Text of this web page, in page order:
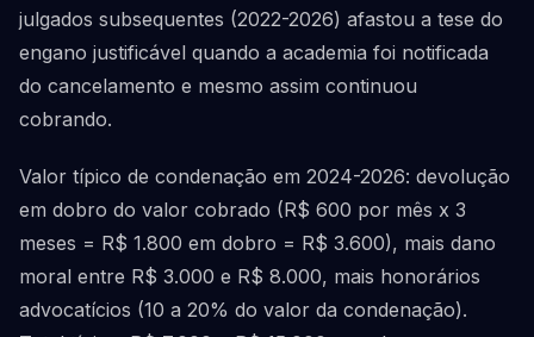
julgados subsequentes (2022-2026) afastou a tese do
engano justificável quando a academia foi notificada
do cancelamento e mesmo assim continuou
cobrando.
Valor típico de condenação em 2024-2026: devolução
em dobro do valor cobrado (R$ 600 por mês x 3
meses = R$ 1.800 em dobro = R$ 3.600), mais dano
moral entre R$ 3.000 e R$ 8.000, mais honorários
advocatícios (10 a 20% do valor da condenação).